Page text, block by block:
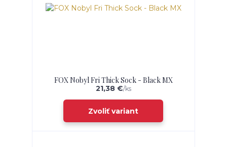
FOX Nobyl Fri Thick Sock - Black MX
21,38 €/ks
Zvoliť variant